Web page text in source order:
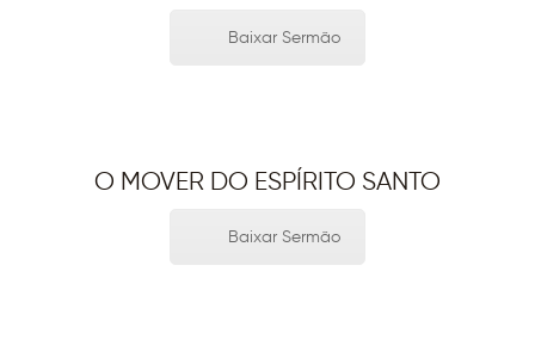
Baixar Sermão
O MOVER DO ESPÍRITO SANTO
Baixar Sermão